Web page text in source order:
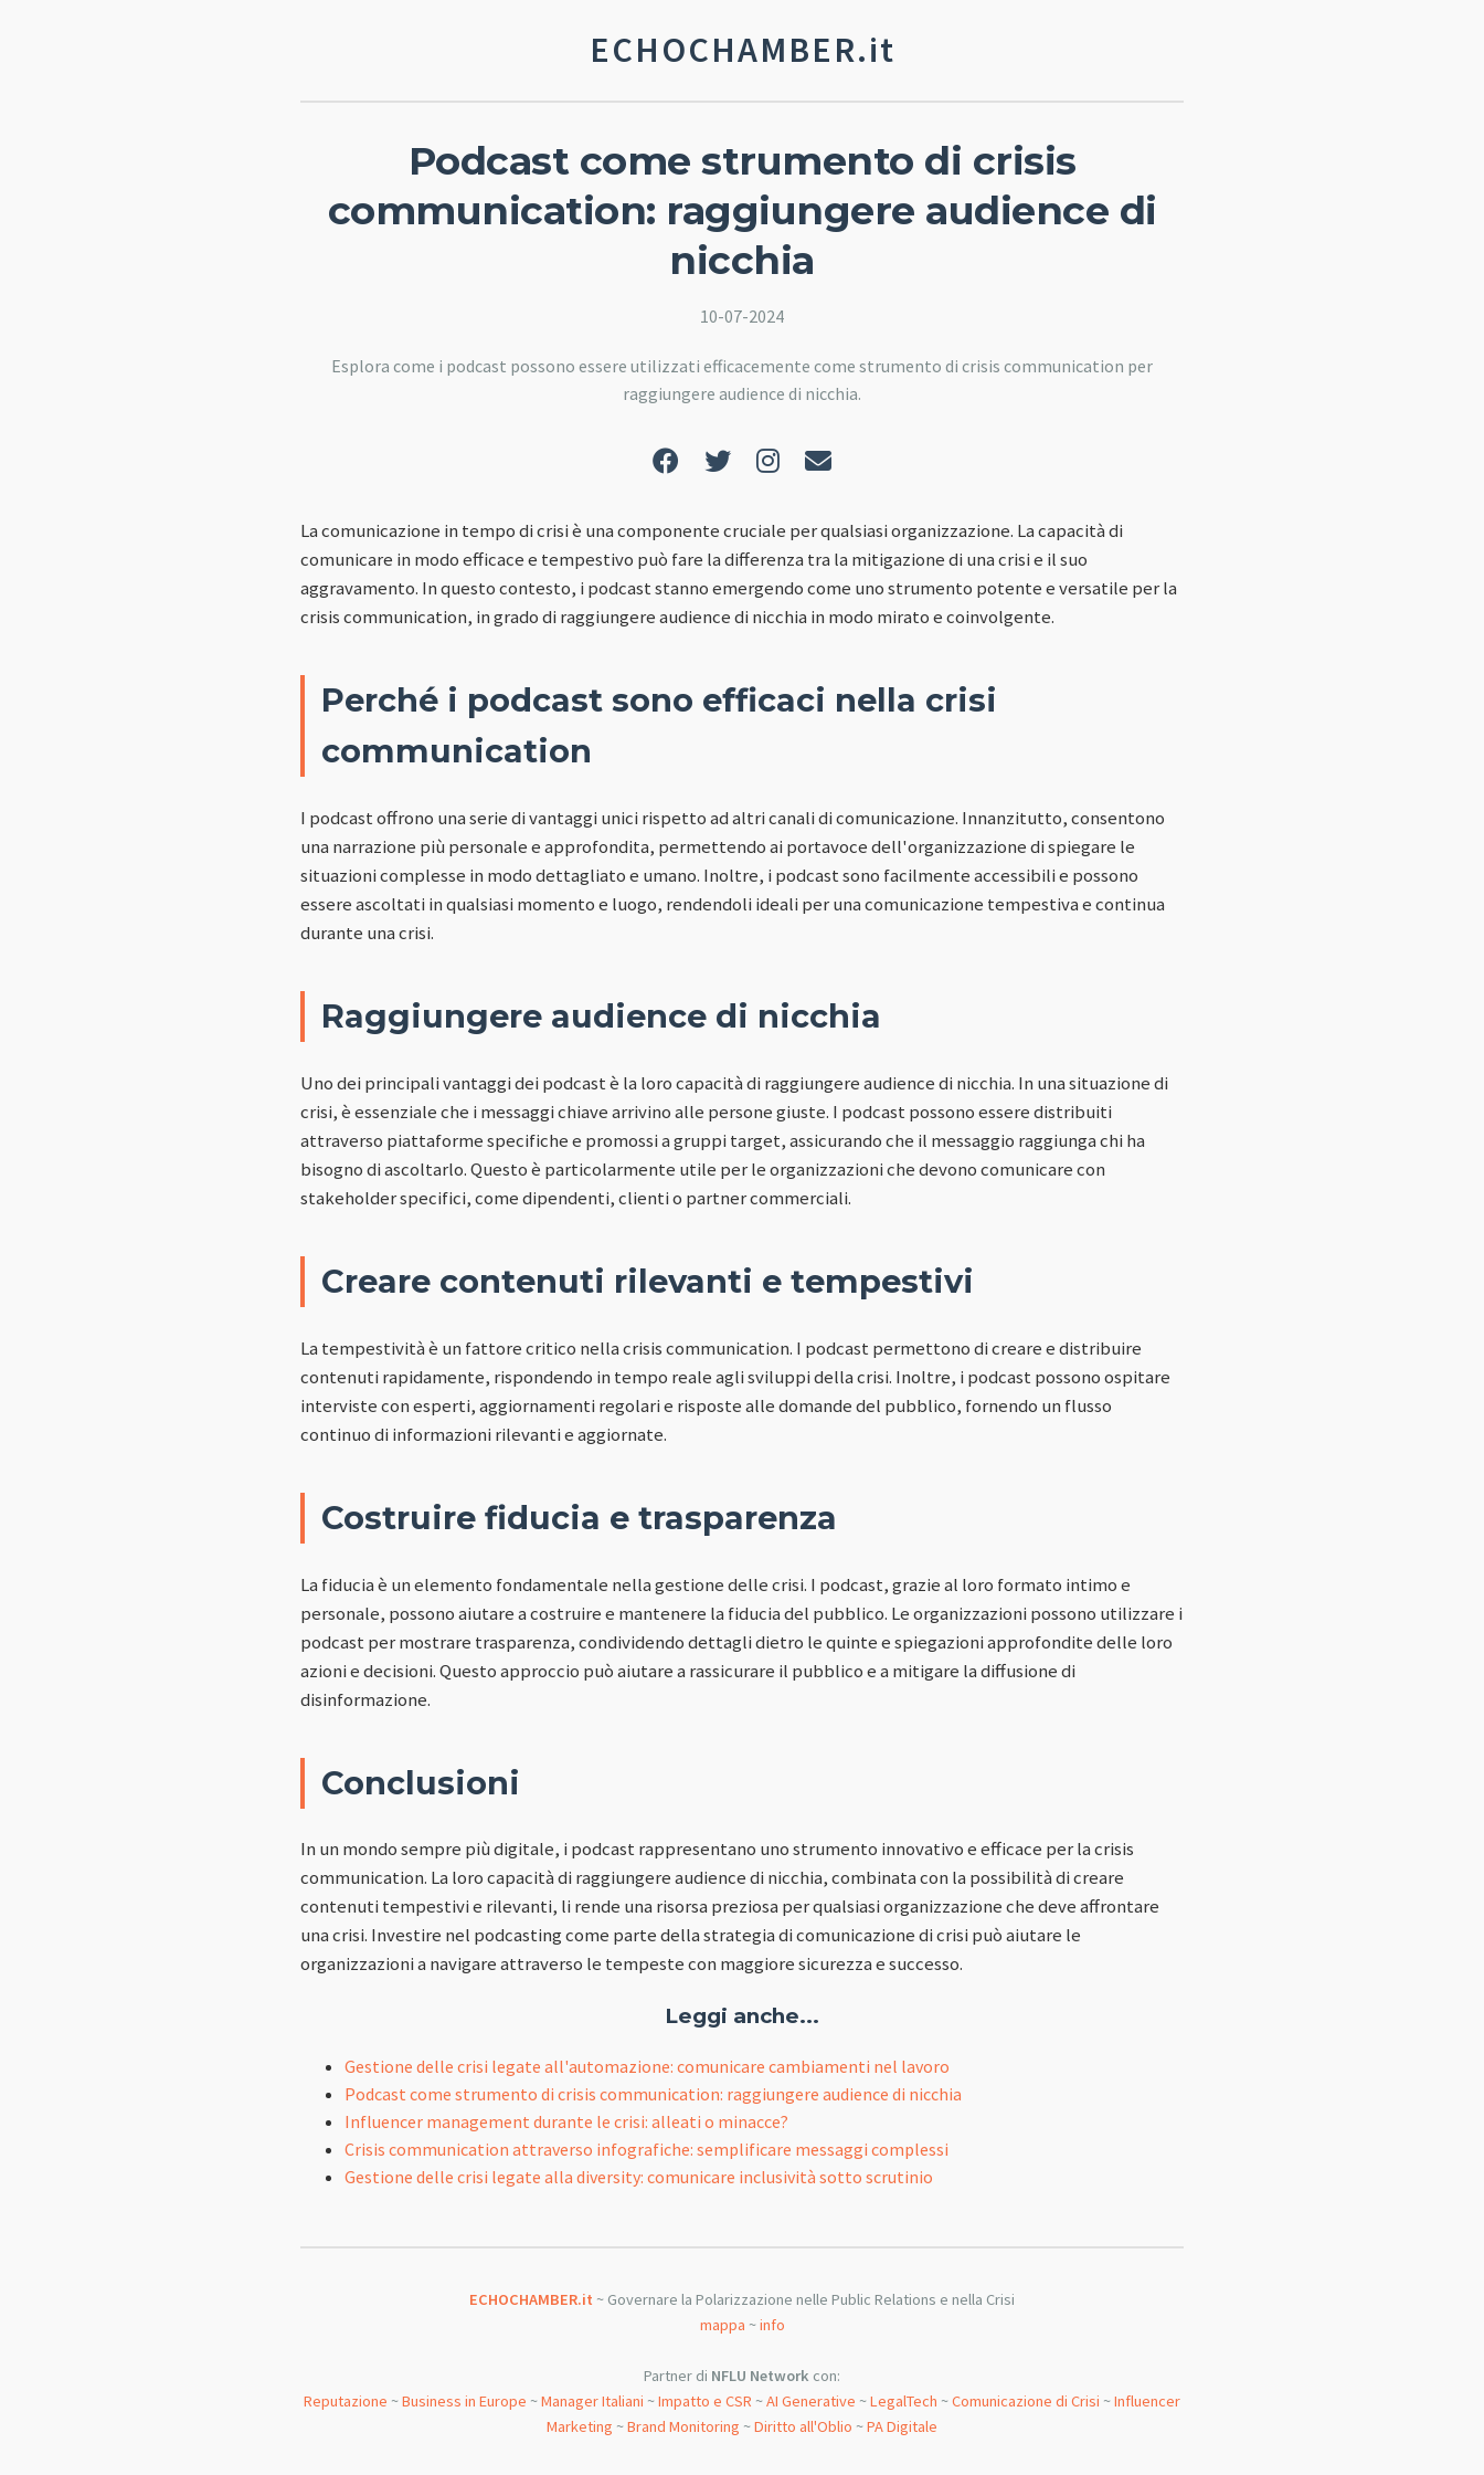
ECHOCHAMBER.it
Podcast come strumento di crisis
communication: raggiungere audience di
nicchia
10-07-2024
Esplora come i podcast possono essere utilizzati efficacemente come strumento di crisis communication per
raggiungere audience di nicchia.
La comunicazione in tempo di crisi è una componente cruciale per qualsiasi organizzazione. La capacità di
comunicare in modo efficace e tempestivo può fare la differenza tra la mitigazione di una crisi e il suo
aggravamento. In questo contesto, i podcast stanno emergendo come uno strumento potente e versatile per la
crisis communication, in grado di raggiungere audience di nicchia in modo mirato e coinvolgente.
Perché i podcast sono efficaci nella crisi
communication
I podcast offrono una serie di vantaggi unici rispetto ad altri canali di comunicazione. Innanzitutto, consentono
una narrazione più personale e approfondita, permettendo ai portavoce dell'organizzazione di spiegare le
situazioni complesse in modo dettagliato e umano. Inoltre, i podcast sono facilmente accessibili e possono
essere ascoltati in qualsiasi momento e luogo, rendendoli ideali per una comunicazione tempestiva e continua
durante una crisi.
Raggiungere audience di nicchia
Uno dei principali vantaggi dei podcast è la loro capacità di raggiungere audience di nicchia. In una situazione di
crisi, è essenziale che i messaggi chiave arrivino alle persone giuste. I podcast possono essere distribuiti
attraverso piattaforme specifiche e promossi a gruppi target, assicurando che il messaggio raggiunga chi ha
bisogno di ascoltarlo. Questo è particolarmente utile per le organizzazioni che devono comunicare con
stakeholder specifici, come dipendenti, clienti o partner commerciali.
Creare contenuti rilevanti e tempestivi
La tempestività è un fattore critico nella crisis communication. I podcast permettono di creare e distribuire
contenuti rapidamente, rispondendo in tempo reale agli sviluppi della crisi. Inoltre, i podcast possono ospitare
interviste con esperti, aggiornamenti regolari e risposte alle domande del pubblico, fornendo un flusso
continuo di informazioni rilevanti e aggiornate.
Costruire fiducia e trasparenza
La fiducia è un elemento fondamentale nella gestione delle crisi. I podcast, grazie al loro formato intimo e
personale, possono aiutare a costruire e mantenere la fiducia del pubblico. Le organizzazioni possono utilizzare i
podcast per mostrare trasparenza, condividendo dettagli dietro le quinte e spiegazioni approfondite delle loro
azioni e decisioni. Questo approccio può aiutare a rassicurare il pubblico e a mitigare la diffusione di
disinformazione.
Conclusioni
In un mondo sempre più digitale, i podcast rappresentano uno strumento innovativo e efficace per la crisis
communication. La loro capacità di raggiungere audience di nicchia, combinata con la possibilità di creare
contenuti tempestivi e rilevanti, li rende una risorsa preziosa per qualsiasi organizzazione che deve affrontare
una crisi. Investire nel podcasting come parte della strategia di comunicazione di crisi può aiutare le
organizzazioni a navigare attraverso le tempeste con maggiore sicurezza e successo.
Leggi anche...
Gestione delle crisi legate all'automazione: comunicare cambiamenti nel lavoro
Podcast come strumento di crisis communication: raggiungere audience di nicchia
Influencer management durante le crisi: alleati o minacce?
Crisis communication attraverso infografiche: semplificare messaggi complessi
Gestione delle crisi legate alla diversity: comunicare inclusività sotto scrutinio
ECHOCHAMBER.it ~ Governare la Polarizzazione nelle Public Relations e nella Crisi
mappa ~info
Partner di NFLU Network con:
Reputazione ~Business in Europe ~Manager Italiani ~Impatto e CSR ~AI Generative ~LegalTech ~Comunicazione di Crisi ~Influencer
Marketing ~Brand Monitoring ~Diritto all'Oblio ~PA Digitale